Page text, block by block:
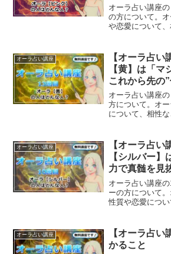
性のヒーラー
オーラ占い講座
の方について。
や恋愛について
オーラ占い講座
【オーラ占い
【黄】は「マ
これから先の
イ！
オーラ占い講座
方について。オ
について、相性
オーラ占い講座
【オーラ占い
【シルバー】
力で真髄を見
オーラ占い講座
ーの方について
性質や恋愛につい
オーラ占い講座
【オーラ占い
かること